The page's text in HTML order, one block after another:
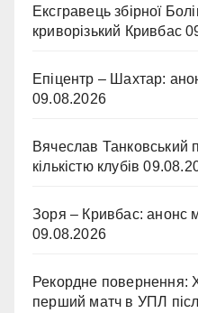
Ексгравець збірної
криворізький Кривбас
Епіцентр – Шахтар:
09.08.2026
Вячеслав Танковський
кількістю клубів
Зоря – Кривбас: анонс
09.08.2026
Рекордне повернення:
перший матч в УПЛ